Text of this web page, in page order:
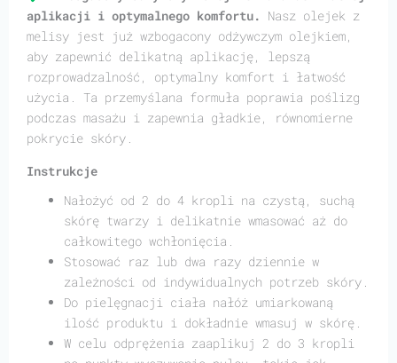
aplikacji i optymalnego komfortu. Nasz olejek z
melisy jest już wzbogacony odżywczym olejkiem,
aby zapewnić delikatną aplikację, lepszą
rozprowadzalność, optymalny komfort i łatwość
użycia. Ta przemyślana formuła poprawia poślizg
podczas masażu i zapewnia gładkie, równomierne
pokrycie skóry.
Instrukcje
Nałożyć od 2 do 4 kropli na czystą, suchą
skórę twarzy i delikatnie wmasować aż do
całkowitego wchłonięcia.
Stosować raz lub dwa razy dziennie w
zależności od indywidualnych potrzeb skóry.
Do pielęgnacji ciała nałóż umiarkowaną
ilość produktu i dokładnie wmasuj w skórę.
W celu odprężenia zaaplikuj 2 do 3 kropli